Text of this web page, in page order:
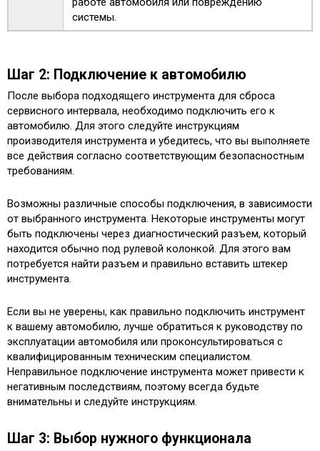
системы.
Шаг 2: Подключение к автомобилю
После выбора подходящего инструмента для сброса
сервисного интервала, необходимо подключить его к
автомобилю. Для этого следуйте инструкциям
производителя инструмента и убедитесь, что вы выполняете
все действия согласно соответствующим безопасностным
требованиям.
Возможны различные способы подключения, в зависимости
от выбранного инструмента. Некоторые инструменты могут
быть подключены через диагностический разъем, который
находится обычно под рулевой колонкой. Для этого вам
потребуется найти разъем и правильно вставить штекер
инструмента.
Если вы не уверены, как правильно подключить инструмент
к вашему автомобилю, лучше обратиться к руководству по
эксплуатации автомобиля или проконсультироваться с
квалифицированным техническим специалистом.
Неправильное подключение инструмента может привести к
негативным последствиям, поэтому всегда будьте
внимательны и следуйте инструкциям.
Шаг 3: Выбор нужного функционала